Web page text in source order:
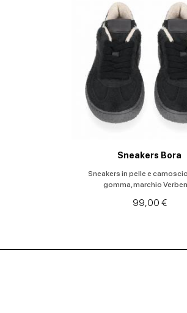
Sneakers Bora
Sneakers in pelle e
gomma, marchio
99,00 €